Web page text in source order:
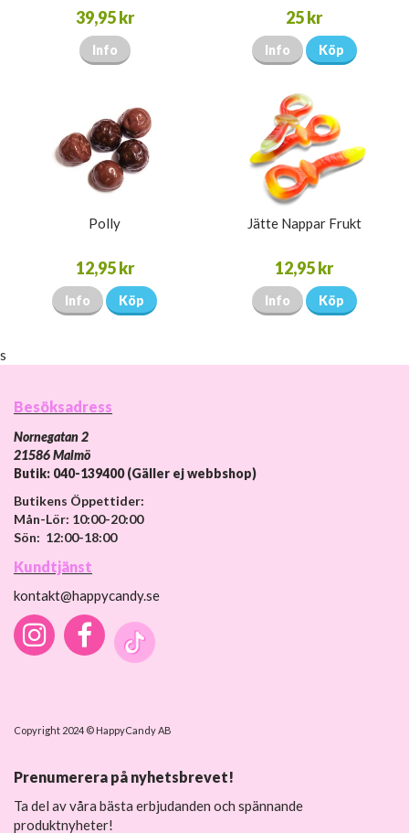
39,95 kr
Info
25 kr
Info Köp
Polly
12,95 kr
Info Köp
Jätte Nappar Frukt
12,95 kr
Info Köp
s
Besöksadress
Nornegatan 2
21586 Malmö
Butik: 040-139400 (Gäller ej webbshop)
Butikens Öppettider:
Mån-Lör: 10:00-20:00
Sön: 12:00-18:00
Kundtjänst
kontakt@happycandy.se
Copyright 2024 © HappyCandy AB
Prenumerera på nyhetsbrevet!
Ta del av våra bästa erbjudanden och spännande
produktnyheter!